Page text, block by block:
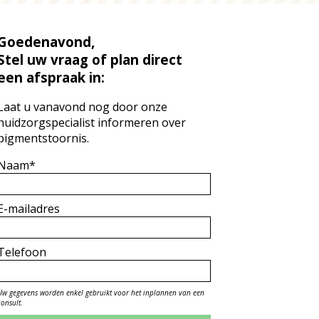
uw vraag of plan direct
afspraak in:
u vanavond nog door onze
informeren over
mailadres
gegevens worden enkel gebruikt voor het inplannen van een